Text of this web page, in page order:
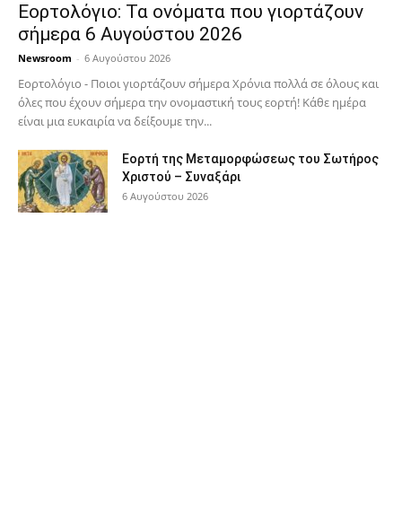
Εορτολόγιο: Τα ονόματα που γιορτάζουν
σήμερα 6 Αυγούστου 2026
Newsroom - 6 Αυγούστου 2026
Εορτολόγιο - Ποιοι γιορτάζουν σήμερα Χρόνια πολλά σε όλους και
όλες που έχουν σήμερα την ονομαστική τους εορτή! Κάθε ημέρα
είναι μια ευκαιρία να δείξουμε την...
Εορτή της Μεταμορφώσεως του Σωτήρος
Χριστού – Συναξάρι
6 Αυγούστου 2026